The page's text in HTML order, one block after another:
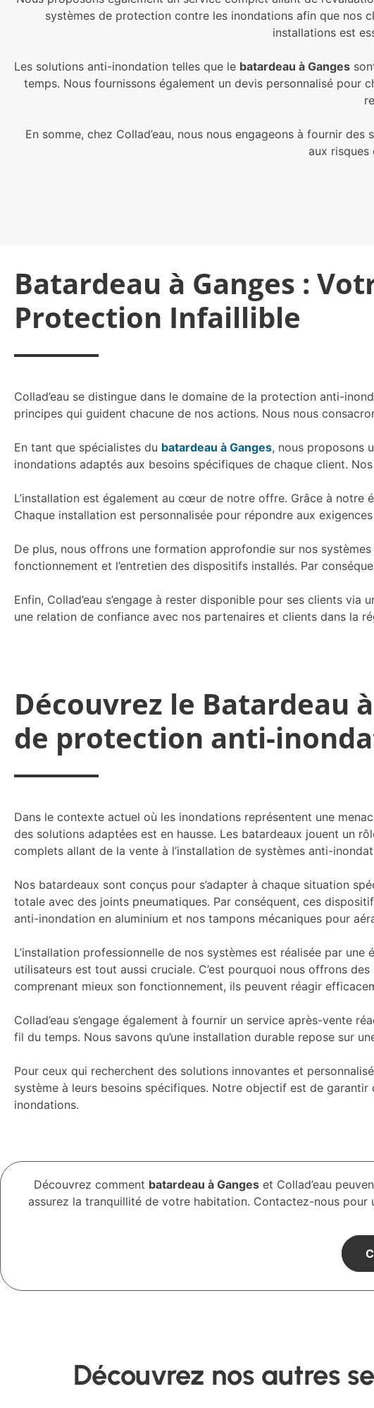
systèmes de protection contre les inondations afin que nos
installations est
Les solutions anti-inondation telles que le batardeau à Ganges
temps. Nous fournissons également un devis personnalisé pour
En somme, chez Collad’eau, nous nous engageons à fournir
aux risques
Batardeau à Ganges :
Protection Infaillible
Collad’eau se distingue dans le domaine de la protection anti-
principes qui guident chacune de nos actions. Nous nous
En tant que spécialistes du batardeau à Ganges, nous proposons
inondations adaptés aux besoins spécifiques de chaque client.
L’installation est également au cœur de notre offre. Grâce à notre
Chaque installation est personnalisée pour répondre aux
De plus, nous offrons une formation approfondie sur nos
fonctionnement et l’entretien des dispositifs installés. Par
Enfin, Collad’eau s’engage à rester disponible pour ses clients
une relation de confiance avec nos partenaires et clients dans la
Découvrez le Batardeau
de protection anti-
Dans le contexte actuel où les inondations représentent une
des solutions adaptées est en hausse. Les batardeaux jouent un
complets allant de la vente à l’installation de systèmes anti-
Nos batardeaux sont conçus pour s’adapter à chaque situation
totale avec des joints pneumatiques. Par conséquent, ces
anti-inondation en aluminium et nos tampons mécaniques pour
L’installation professionnelle de nos systèmes est réalisée par
utilisateurs est tout aussi cruciale. C’est pourquoi nous offrons
comprenant mieux son fonctionnement, ils peuvent réagir
Collad’eau s’engage également à fournir un service après-vente
fil du temps. Nous savons qu’une installation durable repose sur
Pour ceux qui recherchent des solutions innovantes et
système à leurs besoins spécifiques. Notre objectif est de
inondations.
Découvrez comment batardeau à Gangeset Collad’eau
assurez la tranquillité de votre habitation. Contactez-nous
Découvrez nos autres